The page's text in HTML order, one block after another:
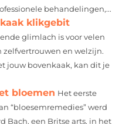
behandelingen,...
klikgebit
glimlach is voor velen
zelfvertrouwen en welzijn.
jouw bovenkaak, kan dit je
bloemen Het eerste
“bloesemremedies” werd
Bach, een Britse arts, in het